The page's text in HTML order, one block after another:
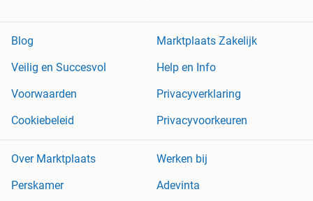
Blog
Marktplaats Zakelijk
Veilig en Succesvol
Help en Info
Voorwaarden
Privacyverklaring
Cookiebeleid
Privacyvoorkeuren
Over Marktplaats
Werken bij
Perskamer
Adevinta